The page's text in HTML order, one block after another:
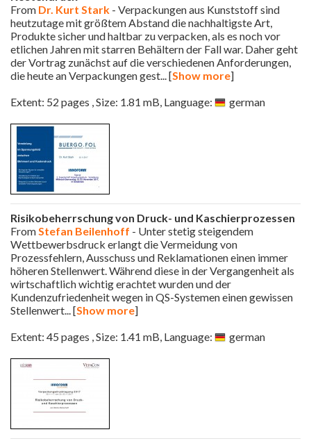
From Dr. Kurt Stark - Verpackungen aus Kunststoff sind
heutzutage mit größtem Abstand die nachhaltigste Art,
Produkte sicher und haltbar zu verpacken, als es noch vor
etlichen Jahren mit starren Behältern der Fall war. Daher geht
der Vortrag zunächst auf die verschiedenen Anforderungen,
die heute an Verpackungen gest... [Show more]
Extent: 52 pages , Size: 1.81 mB, Language:
german
Risikobeherrschung von Druck- und Kaschierprozessen
FromStefan Beilenhoff - Unter stetig steigendem
Wettbewerbsdruck erlangt die Vermeidung von
Prozessfehlern, Ausschuss und Reklamationen einen immer
höheren Stellenwert. Während diese in der Vergangenheit als
wirtschaftlich wichtig erachtet wurden und der
Kundenzufriedenheit wegen in QS-Systemen einen gewissen
Stellenwert... [Show more]
Extent: 45 pages , Size: 1.41 mB, Language:
german